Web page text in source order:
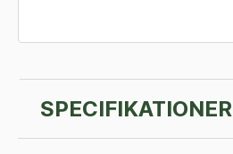
SPECIFIKATIONER